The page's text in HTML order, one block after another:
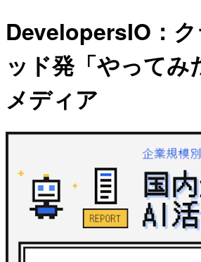
DevelopersIO：
ッド発「やってみ
メディア